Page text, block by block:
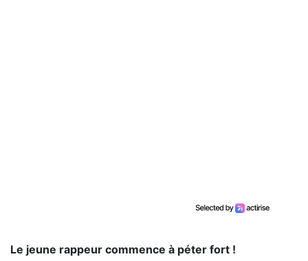
Le jeune rappeur commence à péter fort !